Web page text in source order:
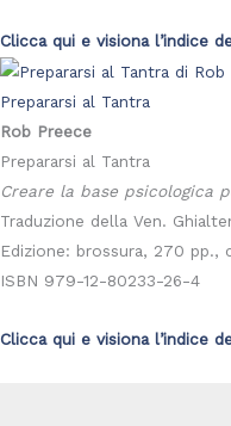
Clicca qui e visiona l’indice
Prepararsi al Tantra
Rob Preece
Prepararsi al Tantra
Creare la base psicologica
Traduzione della Ven.
Edizione: brossura, 270
ISBN 979-12-80233-26-4
Clicca qui e visiona l’indice